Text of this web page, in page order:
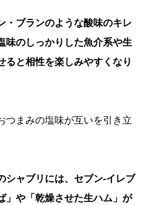
・ブランのような酸味のキレ
味のしっかりした魚介系や生
ると相性を楽しみやすくなり
つまみの塩味が互いを引き立
シャブリには、セブン-イレブ
」や「乾燥させた生ハム」が